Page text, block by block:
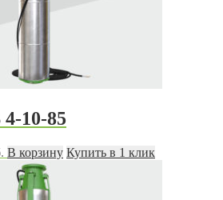
10-85
В корзину Купить в 1 клик